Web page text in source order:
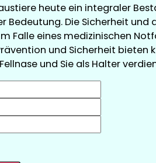
heute ein integraler
Bedeutung. Die Sicherheit und
Falle eines medizinischen
und Sicherheit bieten
und Sie als Halter